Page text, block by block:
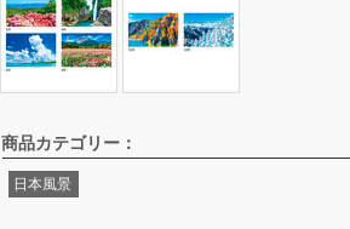
商品カテゴリー：
日本風景